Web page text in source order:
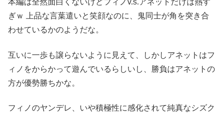
本編は全然面白くないけどフィノv.s.アネットだけは熱す
ぎｗ 上品な言葉遣いと笑顔なのに、鬼同士が角を突き合
わせているかのようだな。
互いに一歩も譲らないように見えて、しかしアネットはフ
ィノをからかって遊んでいるらしいし、勝負はアネットの
方が優勢勝ちかな。
フィノのヤンデレ、いや積極性に感化されて純真なシズク